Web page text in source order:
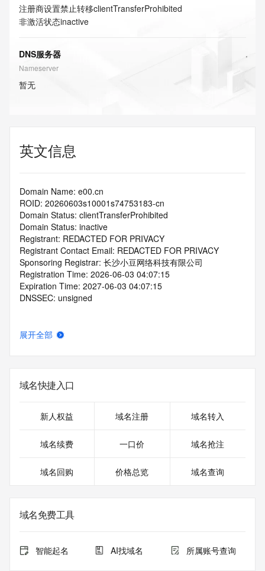
注册商设置禁止转移clientTransferProhibited
非激活状态inactive
DNS服务器
Nameserver
暂无
英文信息
Domain Name: e00.cn
ROID: 20260603s10001s74753183-cn
Domain Status: clientTransferProhibited
Domain Status: inactive
Registrant: REDACTED FOR PRIVACY
Registrant Contact Email: REDACTED FOR PRIVACY
Sponsoring Registrar: 长沙小豆网络科技有限公司
Registration Time: 2026-06-03 04:07:15
Expiration Time: 2027-06-03 04:07:15
DNSSEC: unsigned
展开全部
域名快捷入口
新人权益 域名注册 域名转入
域名续费 一口价 域名抢注
域名回购 价格总览 域名查询
域名免费工具
智能起名 AI找域名 所属账号查询